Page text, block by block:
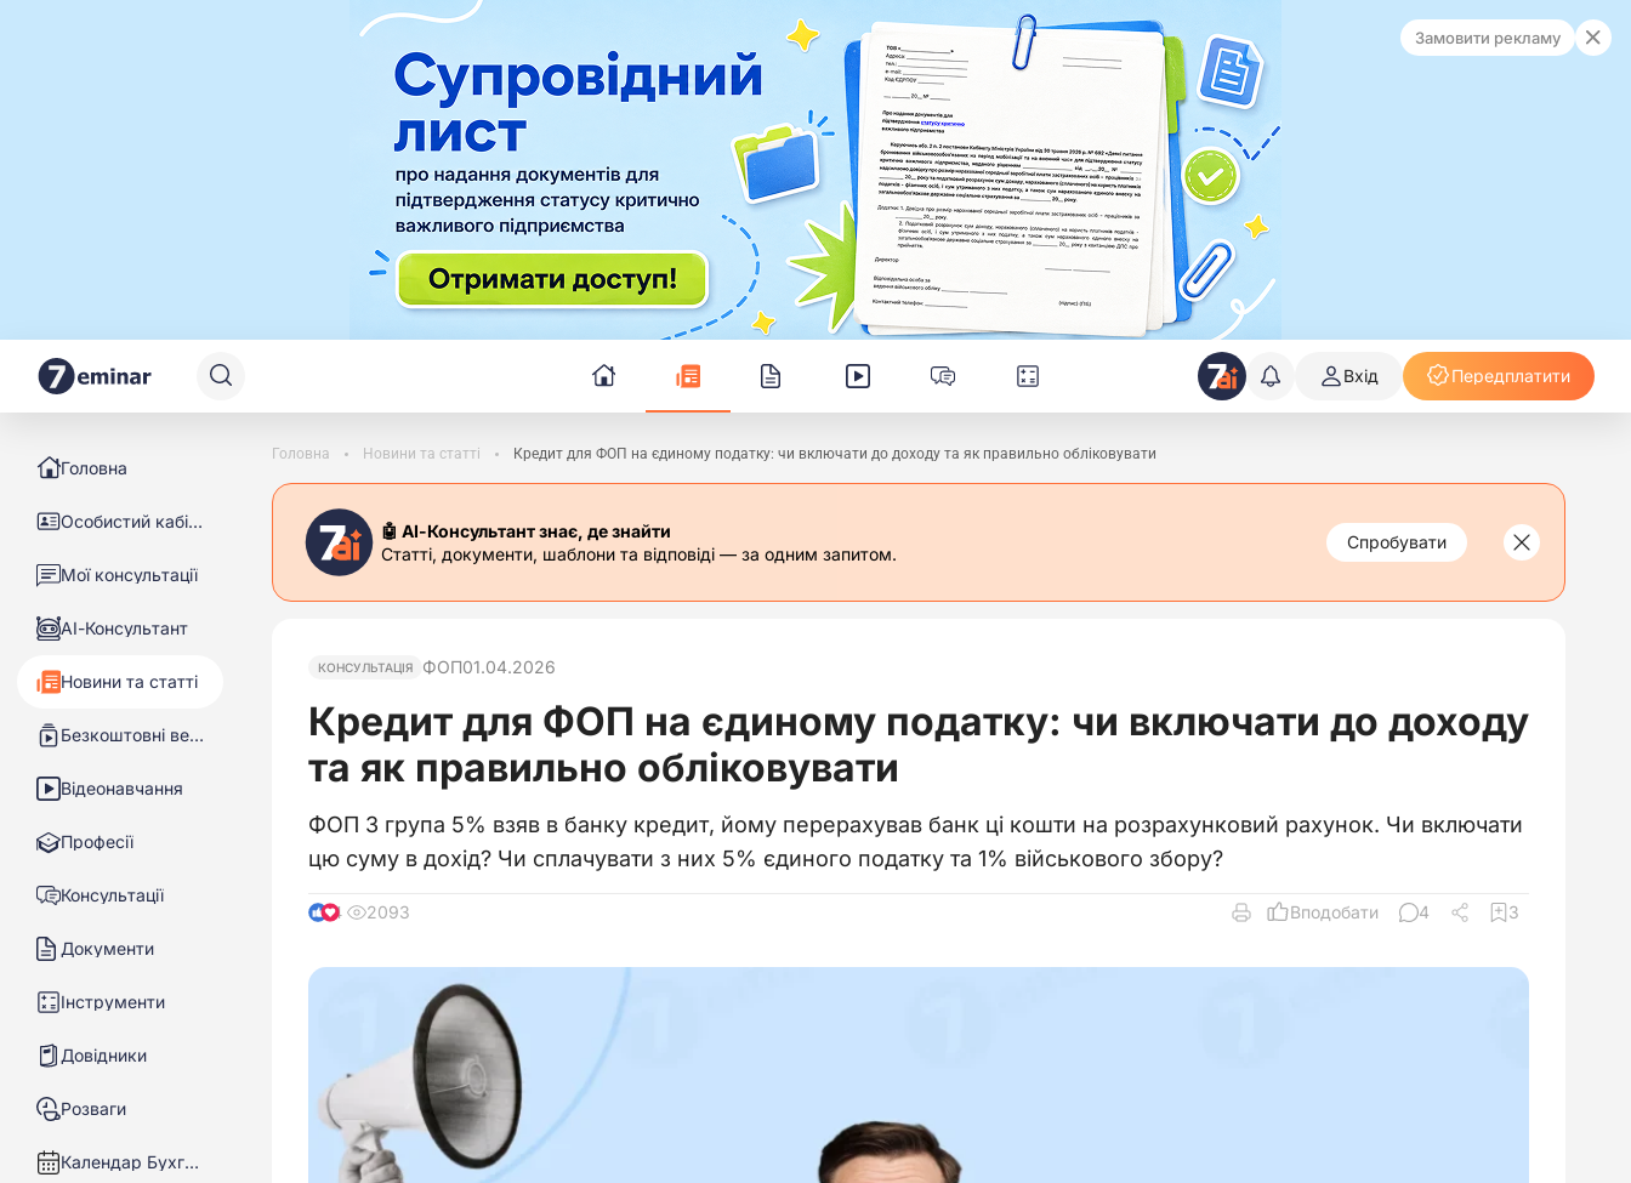
Замовити рекламу
Вхід Передплатити
Головна
Особистий кабінет
Мої консультації
АІ-Консультант
Новини та статті
Безкоштовні вебінари
Відеонавчання
Професії
Консультації
Документи
Інструменти
Довідники
Розваги
Календар Бухгалтера
Головна Новини та статті Кредит для ФОП на єдиному податку: чи включати до доходу та як правильно обліковувати
🤖 АІ-Консультант знає, де знайти
Статті, документи, шаблони та відповіді — за одним запитом.
Спробувати
КОНСУЛЬТАЦІЯ ФОП01.04.2026
Кредит для ФОП на єдиному податку: чи включати до доходу
та як правильно обліковувати
ФОП 3 група 5% взяв в банку кредит, йому перерахував банк ці кошти на розрахунковий рахунок. Чи включати
цю суму в дохід? Чи сплачувати з них 5% єдиного податку та 1% військового збору?
4 2093 Вподобати 4 3